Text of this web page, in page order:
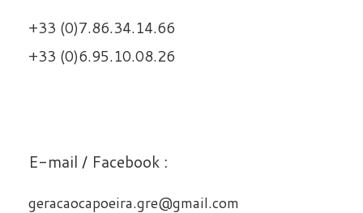
+33 (0)7.86.34.14.66
+33 (0)6.95.10.08.26
E-mail / Facebook :
geracaocapoeira.gre@gmail.com